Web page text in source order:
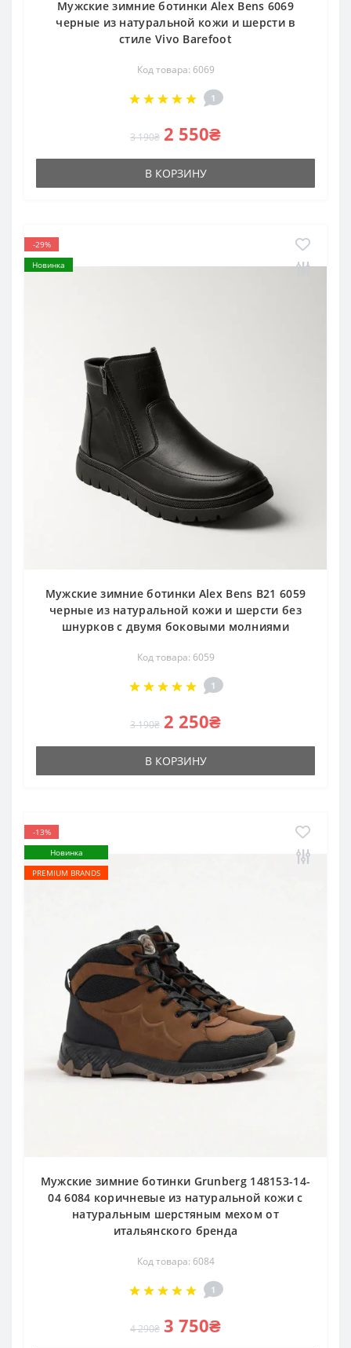
Мужские зимние ботинки Alex Bens 6069
черные из натуральной кожи и шерсти в
стиле Vivo Barefoot
Код товара: 6069
1
3 190₴ 2 550₴
В КОРЗИНУ
-29%
Новинка
Мужские зимние ботинки Alex Bens B21 6059
черные из натуральной кожи и шерсти без
шнурков с двумя боковыми молниями
Код товара: 6059
1
3 190₴ 2 250₴
В КОРЗИНУ
-13%
Новинка
PREMIUM BRANDS
Мужские зимние ботинки Grunberg 148153-14-
04 6084 коричневые из натуральной кожи с
натуральным шерстяным мехом от
итальянского бренда
Код товара: 6084
1
4 290₴ 3 750₴